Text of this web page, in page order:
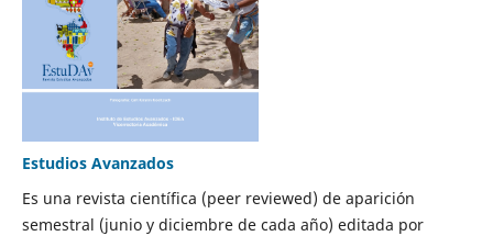
Estudios Avanzados
Es una revista científica (peer reviewed) de aparición
semestral (junio y diciembre de cada año) editada por